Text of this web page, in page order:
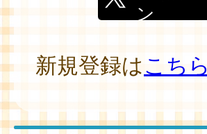
ン
新規登録はこちら